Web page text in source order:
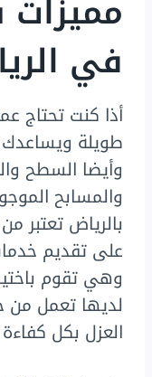
في
أذا كنت تحتاج
طويلة
وأيضا السطح
والمسابح
بالرياض تعتبر
على تقديم
وهي تقوم
لديها تعمل من
العزل بكل